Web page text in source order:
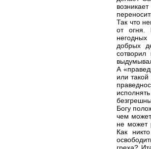
Так что
от огня.
добрых
А
или
Богу
чем
не может
Как